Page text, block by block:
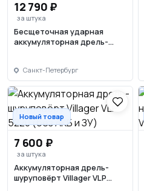
12 790 ₽
за штука
Бесщеточная ударная
аккумуляторная дрель-
Санкт-Петербург
Новый товар
7 600 ₽
за штука
Аккумуляторная дрель-
шуруповёрт Villager VLP